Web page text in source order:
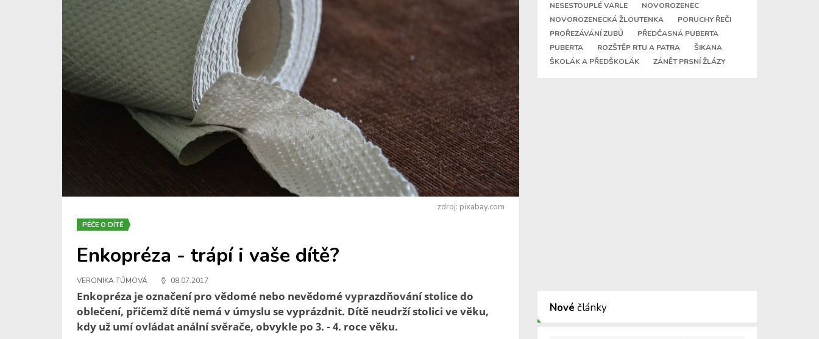
zdroj: pixabay.com
PÉČE O DÍTĚ
Enkopréza - trápí i vaše dítě?
VERONIKA TŮMOVÁ 08.07.2017
Enkopréza je označení pro vědomé nebo nevědomé vyprazdňování stolice do
oblečení, přičemž dítě nemá v úmyslu se vyprázdnit. Dítě neudrží stolici ve věku,
kdy už umí ovládat anální svěrače, obvykle po 3. - 4. roce věku.
NESESTOUPLÉ VARLE
NOVOROZENEC
NOVOROZENECKÁ ŽLOUTENKA
PORUCHY ŘEČI
PROŘEZÁVÁNÍ ZUBŮ
PŘEDČASNÁ PUBERTA
PUBERTA
ROZŠTĚP RTU A PATRA
ŠIKANA
ŠKOLÁK A PŘEDŠKOLÁK
ZÁNĚT PRSNÍ ŽLÁZY
Nové články